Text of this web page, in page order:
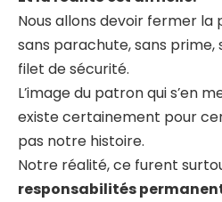
Nous allons devoir fermer la
sans parachute, sans prime,
filet de sécurité.
L’image du patron qui s’en
existe certainement pour
pas notre histoire.
Notre réalité, ce furent
responsabilités